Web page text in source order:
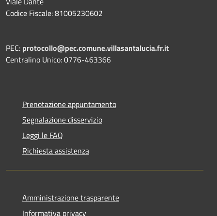
Codice Fiscale: 81005230602
PEC: protocollo@pec.comune.villasantalucia.fr.it
Centralino Unico: 0776-463366
Prenotazione appuntamento
Segnalazione disservizio
Leggi le FAQ
Richiesta assistenza
Amministrazione trasparente
Informativa privacy